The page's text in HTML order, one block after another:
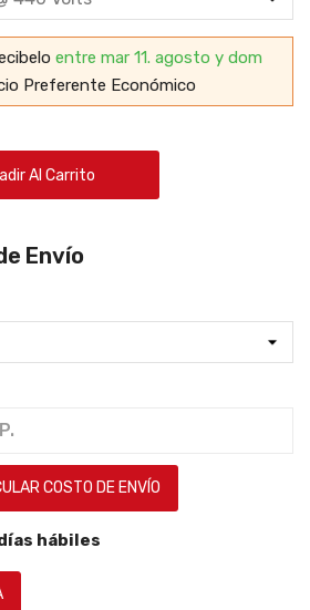
entre mar 11. agosto y dom
Preferente Económico
Al Carrito
Envío
COSTO DE ENVÍO
hábiles